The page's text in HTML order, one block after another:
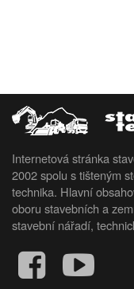
Internetová stránka
2002 spolu s tišteným
technika. Hlavní
oboru stavebních a
stavební nářadí,